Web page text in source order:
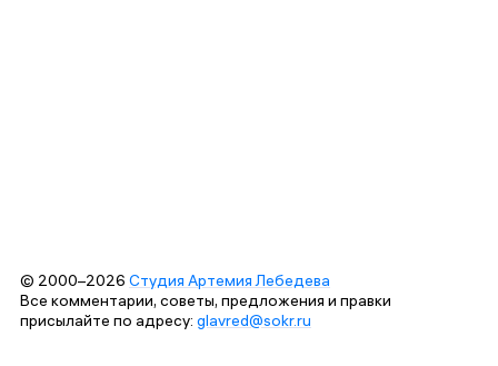
© 2000–2026 Студия Артемия Лебедева
Все комментарии, советы, предложения и правки
присылайте по адресу: glavred@sokr.ru